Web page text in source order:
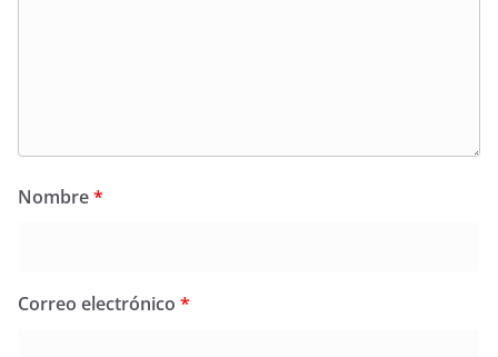
Nombre*
Correo electrónico *